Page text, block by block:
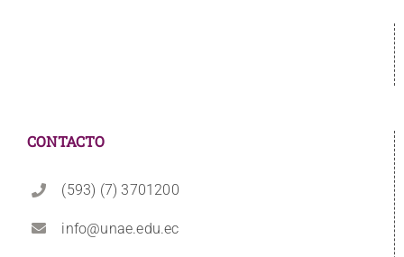
CONTACTO
(593) (7) 3701200
info@unae.edu.ec